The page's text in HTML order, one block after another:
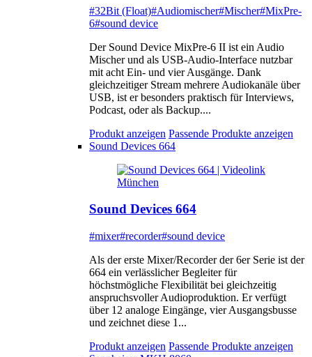
#32Bit (Float)#Audiomischer#Mischer#MixPre-
6#sound device
Der Sound Device MixPre-6 II ist ein Audio
Mischer und als USB-Audio-Interface nutzbar
mit acht Ein- und vier Ausgänge. Dank
gleichzeitiger Stream mehrere Audiokanäle über
USB, ist er besonders praktisch für Interviews,
Podcast, oder als Backup....
Produkt anzeigen Passende Produkte anzeigen
Sound Devices 664
Sound Devices 664
#mixer#recorder#sound device
Als der erste Mixer/Recorder der 6er Serie ist der
664 ein verlässlicher Begleiter für
höchstmögliche Flexibilität bei gleichzeitig
anspruchsvoller Audioproduktion. Er verfügt
über 12 analoge Eingänge, vier Ausgangsbusse
und zeichnet diese 1...
Produkt anzeigen Passende Produkte anzeigen